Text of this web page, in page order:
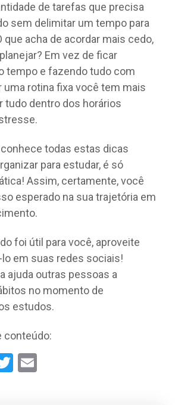
de tarefas que precisa
sem delimitar um tempo para
que acha de acordar mais cedo,
Em vez de ficar
tempo e fazendo tudo com
uma rotina fixa você tem mais
tudo dentro dos horários
todas estas dicas
para estudar, é só
Assim, certamente, você
esperado na sua trajetória em
foi útil para você, aproveite
em suas redes sociais!
ajuda outras pessoas a
no momento de
estudos.
conteúdo:
Twitter